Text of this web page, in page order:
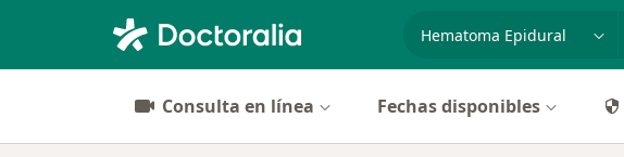
Consulta en línea Fechas disponibles